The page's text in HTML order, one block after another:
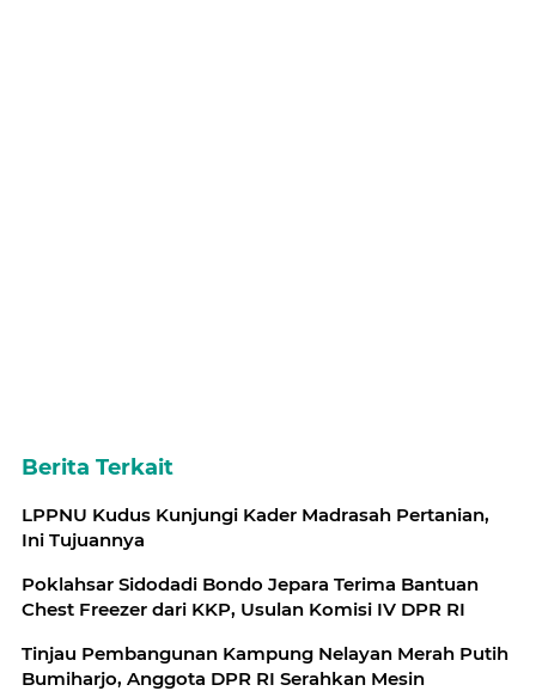
Berita Terkait
LPPNU Kudus Kunjungi Kader Madrasah Pertanian,
Ini Tujuannya
Poklahsar Sidodadi Bondo Jepara Terima Bantuan
Chest Freezer dari KKP, Usulan Komisi IV DPR RI
Tinjau Pembangunan Kampung Nelayan Merah Putih
Bumiharjo, Anggota DPR RI Serahkan Mesin